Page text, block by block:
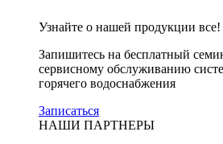
Узнайте о нашей продукции все!
Запишитесь на бесплатный
сервисному обслуживанию
горячего водоснабжения
Записаться
НАШИ ПАРТНЕРЫ